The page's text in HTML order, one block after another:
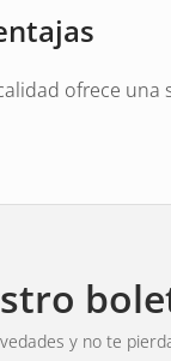
ofrece
del
con luz
soportar
y no te